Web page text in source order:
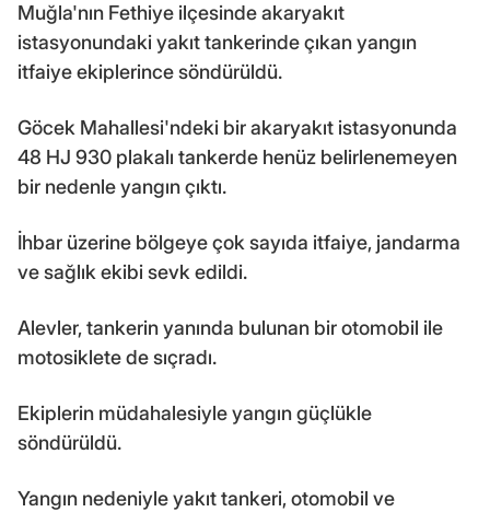
Muğla'nın Fethiye ilçesinde akaryakıt
istasyonundaki yakıt tankerinde çıkan yangın
itfaiye ekiplerince söndürüldü.
Göcek Mahallesi'ndeki bir akaryakıt istasyonunda
48 HJ 930 plakalı tankerde henüz belirlenemeyen
bir nedenle yangın çıktı.
İhbar üzerine bölgeye çok sayıda itfaiye, jandarma
ve sağlık ekibi sevk edildi.
Alevler, tankerin yanında bulunan bir otomobil ile
motosiklete de sıçradı.
Ekiplerin müdahalesiyle yangın güçlükle
söndürüldü.
Yangın nedeniyle yakıt tankeri, otomobil ve